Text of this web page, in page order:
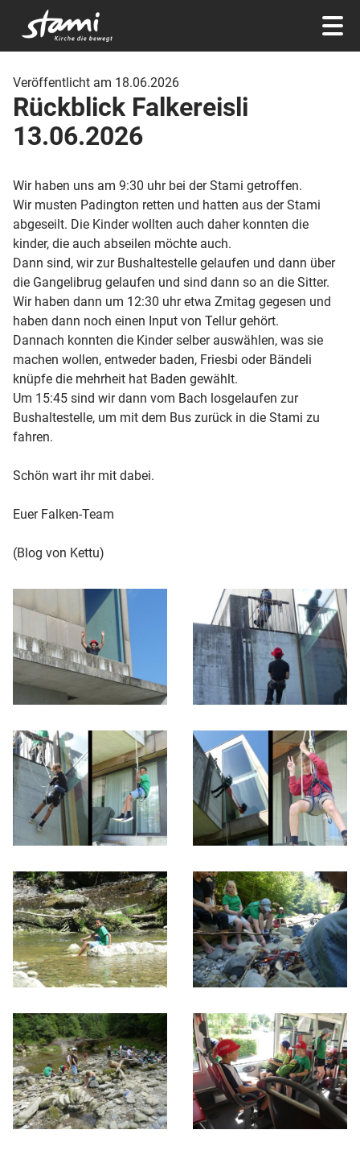
Veröffentlicht am 18.06.2026
Rückblick Falkereisli
13.06.2026
Wir haben uns am 9:30 uhr bei der Stami getroffen.
Wir musten Padington retten und hatten aus der Stami
abgeseilt. Die Kinder wollten auch daher konnten die
kinder, die auch abseilen möchte auch.
Dann sind, wir zur Bushaltestelle gelaufen und dann über
die Gangelibrug gelaufen und sind dann so an die Sitter.
Wir haben dann um 12:30 uhr etwa Zmitag gegesen und
haben dann noch einen Input von Tellur gehört.
Dannach konnten die Kinder selber auswählen, was sie
machen wollen, entweder baden, Friesbi oder Bändeli
knüpfe die mehrheit hat Baden gewählt.
Um 15:45 sind wir dann vom Bach losgelaufen zur
Bushaltestelle, um mit dem Bus zurück in die Stami zu
fahren.
Schön wart ihr mit dabei.
Euer Falken-Team
(Blog von Kettu)